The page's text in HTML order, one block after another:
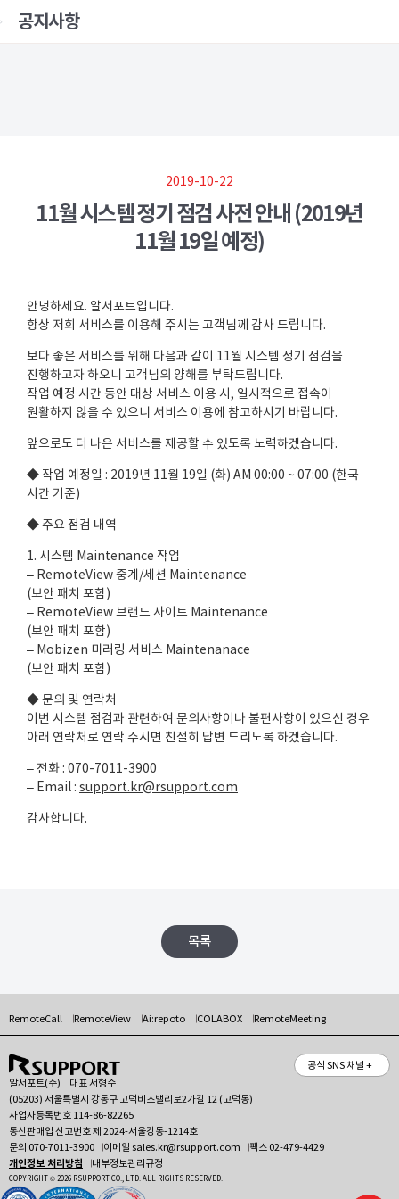
공지사항
2019-10-22
11월 시스템 정기 점검 사전 안내 (2019년
11월 19일 예정)
안녕하세요. 알서포트입니다.
항상 저희 서비스를 이용해 주시는 고객님께 감사 드립니다.
보다 좋은 서비스를 위해 다음과 같이 11월 시스템 정기 점검을
진행하고자 하오니 고객님의 양해를 부탁드립니다.
작업 예정 시간 동안 대상 서비스 이용 시, 일시적으로 접속이
원활하지 않을 수 있으니 서비스 이용에 참고하시기 바랍니다.
앞으로도 더 나은 서비스를 제공할 수 있도록 노력하겠습니다.
◆ 작업 예정일 : 2019년 11월 19일 (화) AM 00:00 ~ 07:00 (한국
시간 기준)
◆ 주요 점검 내역
1. 시스템 Maintenance 작업
– RemoteView 중계/세션 Maintenance
(보안 패치 포함)
– RemoteView 브랜드 사이트 Maintenance
(보안 패치 포함)
– Mobizen 미러링 서비스 Maintenanace
(보안 패치 포함)
◆ 문의 및 연락처
이번 시스템 점검과 관련하여 문의사항이나 불편사항이 있으신 경우
아래 연락처로 연락 주시면 친절히 답변 드리도록 하겠습니다.
– 전화 : 070-7011-3900
– Email : support.kr@rsupport.com
감사합니다.
목록
RemoteCall RemoteView Ai:repoto COLABOX RemoteMeeting
알서포트(주)
대표 서형수
(05203) 서울특별시 강동구 고덕비즈밸리로2가길 12 (고덕동)
사업자등록번호 114-86-82265
통신판매업 신고번호 제 2024-서울강동-1214호
문의 070-7011-3900 이메일 sales.kr@rsupport.com
팩스 02-479-4429
개인정보 처리방침
내부정보관리규정
COPYRIGHT © 2026 RSUPPORT CO., LTD. ALL RIGHTS RESERVED.
공식 SNS 채널 +